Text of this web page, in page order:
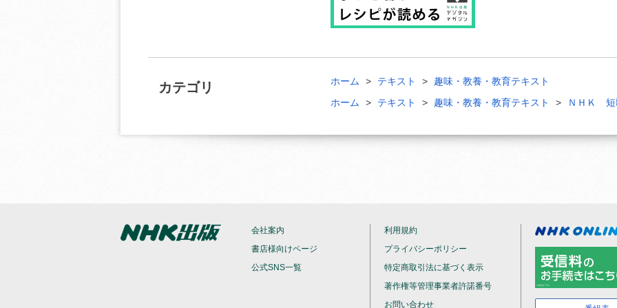
カテゴリ ホーム テキスト
趣味・教養・教育テキスト
ホーム
テキスト 趣味・教養・教育テキスト ＮＨＫ 短
会社案内
書店様向けページ
公式SNS一覧
利用規約
プライバシーポリシー
特定商取引法に基づく表示
著作権等管理事業者許諾番号
お問い合わせ